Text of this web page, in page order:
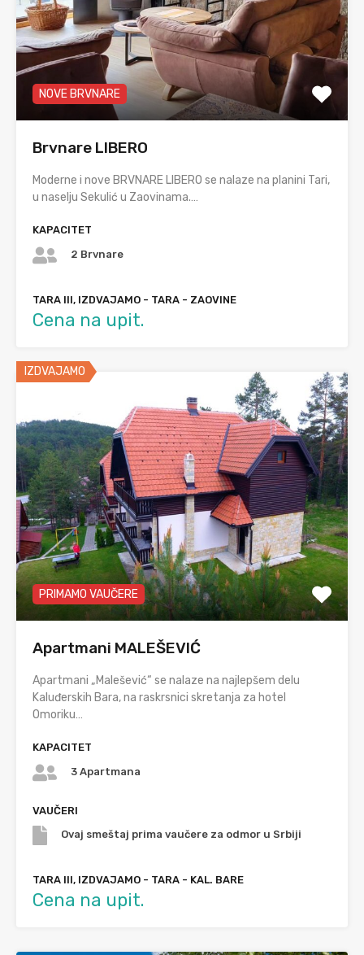
NOVE BRVNARE
Brvnare LIBERO
Moderne i nove BRVNARE LIBERO se nalaze na planini Tari,
u naselju Sekulić u Zaovinama.…
KAPACITET
2 Brvnare
TARA III, IZDVAJAMO - TARA - ZAOVINE
Cena na upit.
IZDVAJAMO
PRIMAMO VAUČERE
Apartmani MALEŠEVIĆ
Apartmani „Malešević“ se nalaze na najlepšem delu
Kaluđerskih Bara, na raskrsnici skretanja za hotel
Omoriku…
KAPACITET
3 Apartmana
VAUČERI
Ovaj smeštaj prima vaučere za odmor u Srbiji
TARA III, IZDVAJAMO - TARA - KAL. BARE
Cena na upit.